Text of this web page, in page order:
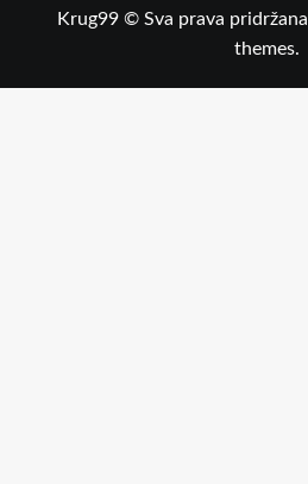
Krug99 © Sva prava
themes.